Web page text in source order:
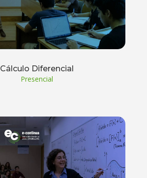
Cálculo Diferencial
Presencial